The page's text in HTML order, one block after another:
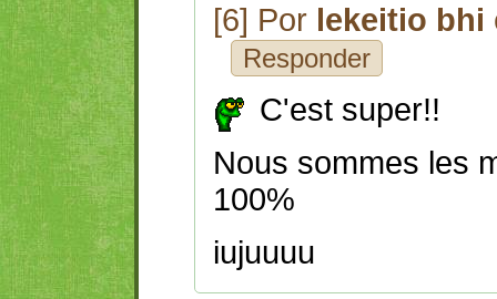
[6] Por lekeitio bhi
Responder
C'est super!!
Nous sommes les
100%
iujuuuu